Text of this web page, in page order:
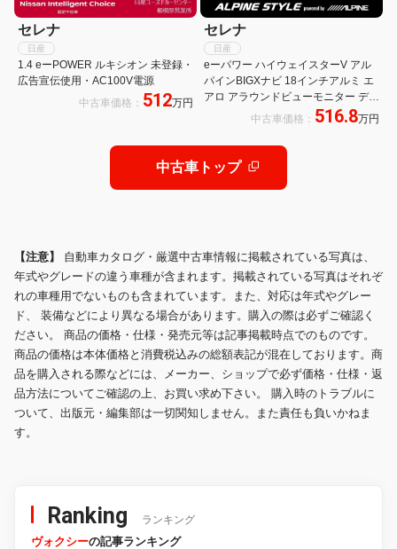
セレナ
日産
1.4 eーPOWER ルキシオン 未登録・
広告宣伝使用・AC100V電源
中古車価格： 512万円
セレナ
日産
eーパワー ハイウェイスターV アル
パインBIGXナビ 18インチアルミ エ
アロ アラウンドビューモニター デジ
タルインナーミラー フロアマット 両
側パワスラ プロパイロット アルミホ
イール 全方位カメラ インテリジェン
トキー
中古車価格： 516.8万円
中古車トップ
【注意】 自動車カタログ・厳選中古車情報に掲載されている写真は、
年式やグレードの違う車種が含まれます。掲載されている写真はそれぞ
れの車種用でないものも含まれています。また、対応は年式やグレー
ド、 装備などにより異なる場合があります。購入の際は必ずご確認く
ださい。 商品の価格・仕様・発売元等は記事掲載時点でのものです。
商品の価格は本体価格と消費税込みの総額表記が混在しております。商
品を購入される際などには、メーカー、ショップで必ず価格・仕様・返
品方法についてご確認の上、お買い求め下さい。 購入時のトラブルに
ついて、出版元・編集部は一切関知しません。また責任も負いかねま
す。
Ranking ランキング
ヴォクシーの記事ランキング